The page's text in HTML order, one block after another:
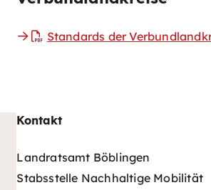
Standards der
Kontakt
Landratsamt Böblingen
Stabsstelle Nachhaltige Mobilität